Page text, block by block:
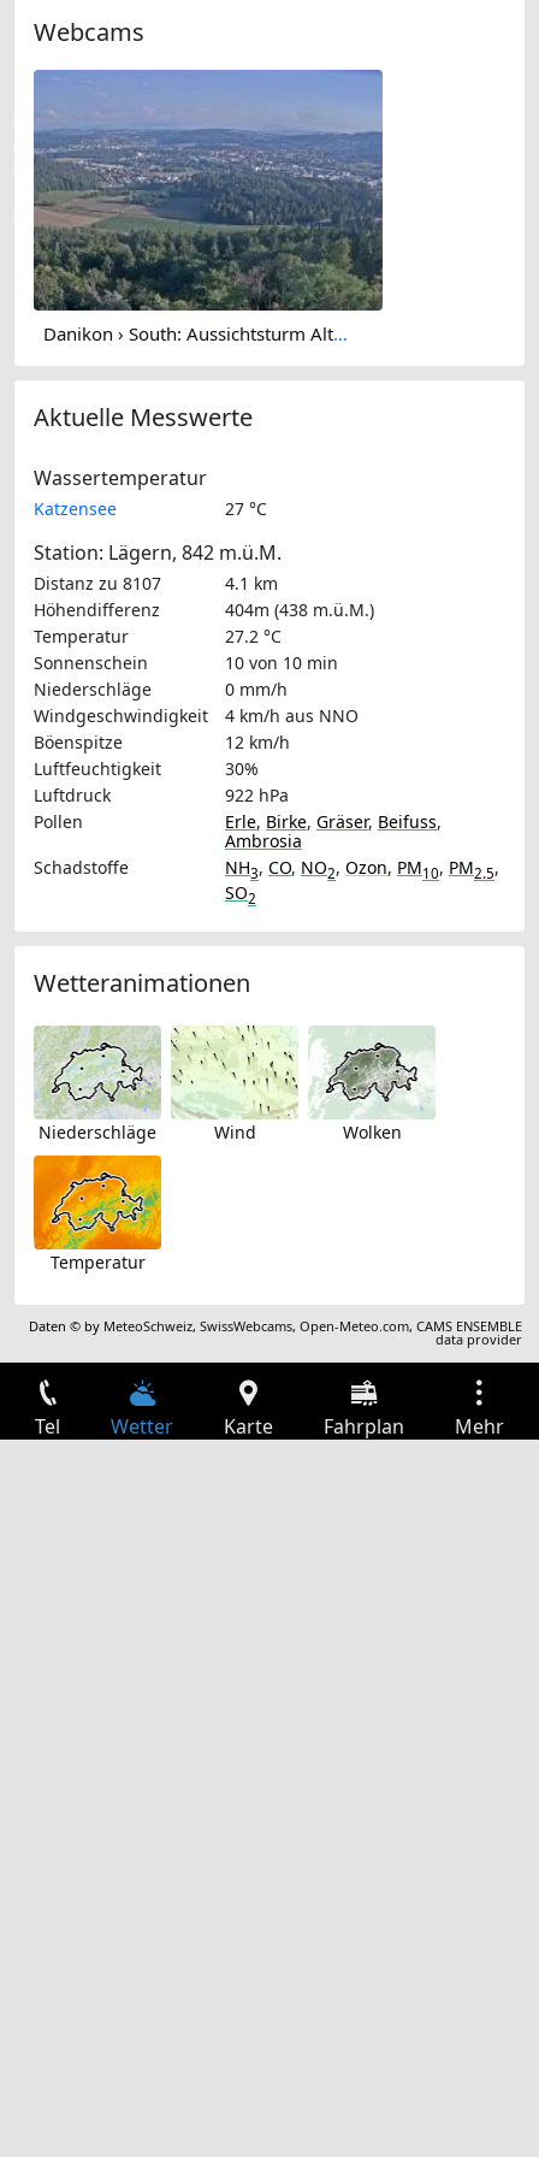
Webcams
Danikon › South: Aussichtsturm Altberg - Geroldswil
Aktuelle Messwerte
Wassertemperatur
Katzensee 27 °C
Station: Lägern, 842 m.ü.M.
Distanz zu 8107
4.1 km
Höhendifferenz
404m (438 m.ü.M.)
Temperatur
27.2 °C
Sonnenschein
10 von 10 min
Niederschläge
0 mm/h
Windgeschwindigkeit
4 km/h aus NNO
Böenspitze
12 km/h
Luftfeuchtigkeit
30%
Luftdruck
922 hPa
Pollen
Erle, Birke, Gräser, Beifuss,
Ambrosia
Schadstoffe
NH3, CO, NO2, Ozon, PM10, PM2.5,
SO2
Wetteranimationen
Niederschläge Wind Wolken
Temperatur
Daten © by MeteoSchweiz,SwissWebcams,Open-Meteo.com,CAMS ENSEMBLE
data provider
Tel Wetter Karte Fahrplan Mehr